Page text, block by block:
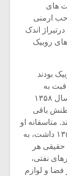
های
ارمنی
اندک
روبیک
بودند
به
خیرترین شان هم او بود. او قصد داشت در سال ۱۳۵۸
وطنش باقی
متاسفانه او
در همان سفری که در سال های ۱۳۵۵ و ۱۳۵۶ داشت، به
هر
نفتی،
و لوازم
موریس ژار
سکانسی
موسیقی